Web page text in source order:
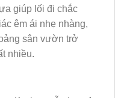
giúp lối đi chắc
êm ái nhẹ nhàng,
sân vườn trở
nhiều.